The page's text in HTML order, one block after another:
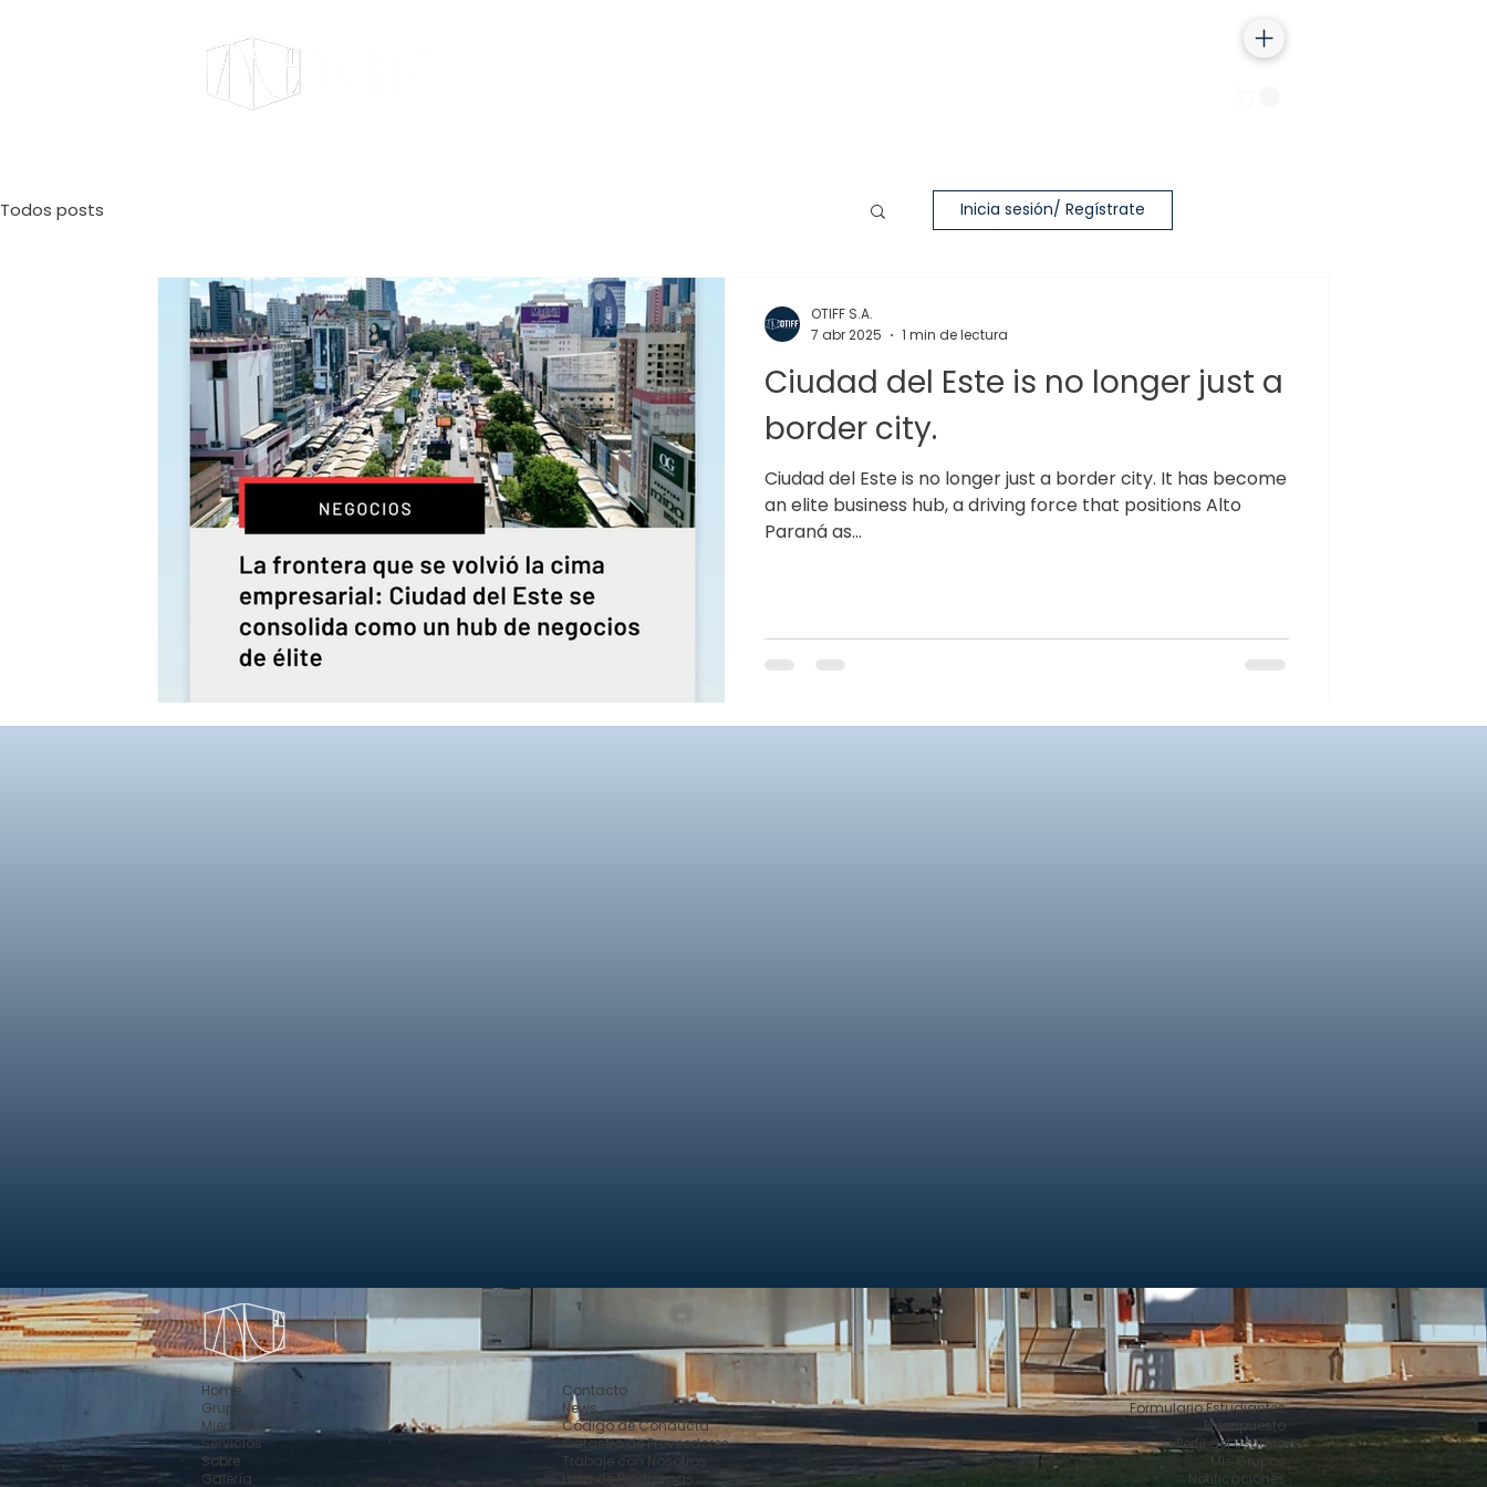
Todos posts Inicia sesión/ Regístrate
Ciudad del Este is no longer just a
border city.
Ciudad del Este is no longer just a border city. It has become
an elite business hub, a driving force that positions Alto
Paraná as...
OTIFF S.A.
7 abr 2025
1 min de lectura
Home
Grupos
Miembros
Servicios
Sobre
Galería
Contacto
News
Código de Conducta
Catastro de Proveedores
Trabaje con Nosotros
Lista de Programas
Formulario Estudiantes
Presupuesto
Perfil del Usuário
Mis Grupos
Notificaciones